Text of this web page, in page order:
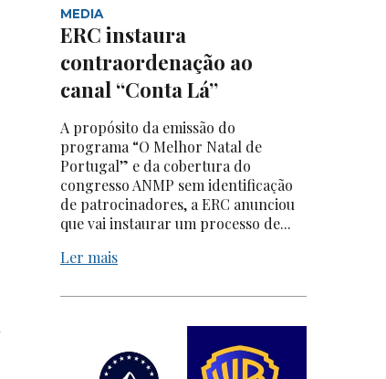
MEDIA
ERC instaura
contraordenação ao
canal “Conta Lá”
A propósito da emissão do
programa “O Melhor Natal de
Portugal” e da cobertura do
congresso ANMP sem identificação
de patrocinadores, a ERC anunciou
que vai instaurar um processo de...
Ler mais